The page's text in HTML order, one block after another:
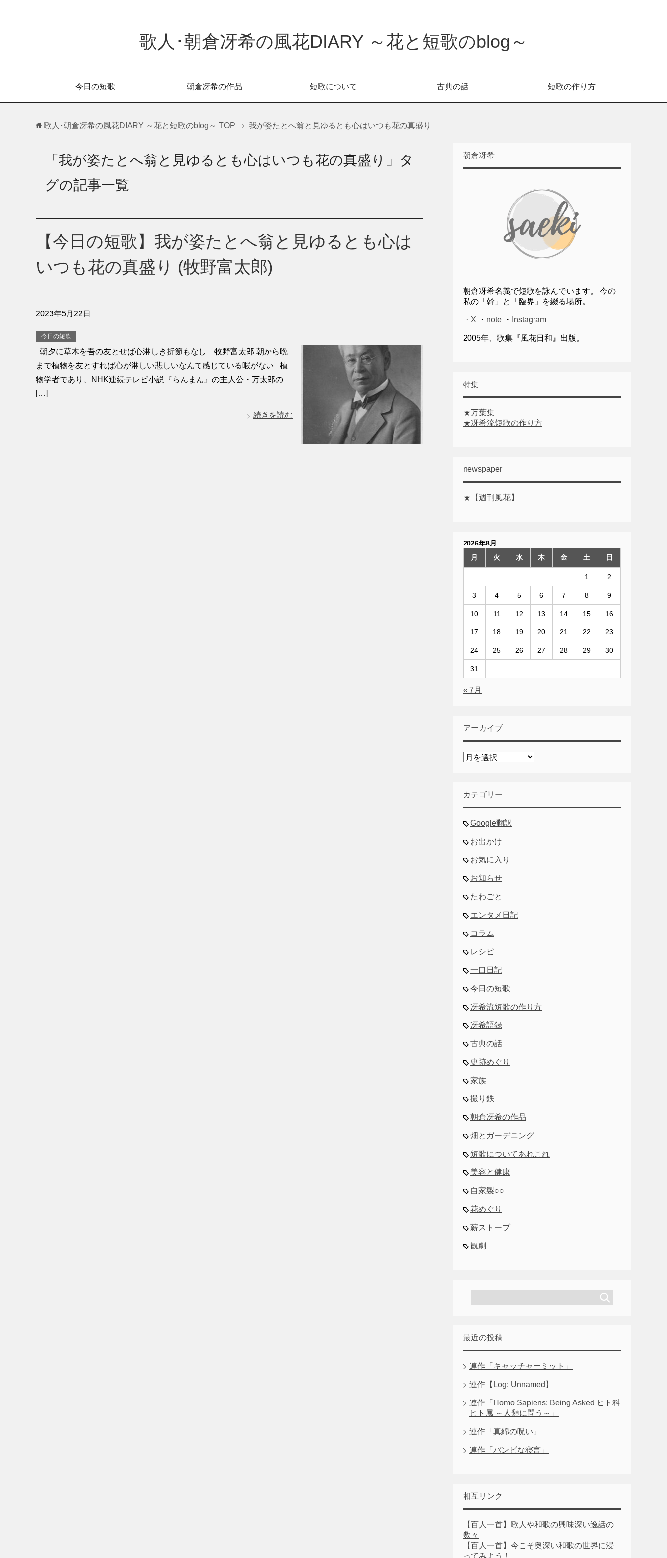
歌人･朝倉冴希の風花DIARY ～花と短歌のblog～
今日の短歌 朝倉冴希の作品 短歌について 古典の話 短歌の作り方
歌人･朝倉冴希の風花DIARY ～花と短歌のblog～ TOP 我が姿たとへ翁と見ゆるとも心はいつも花の真盛り
「我が姿たとへ翁と見ゆるとも心はいつも花の真盛り」タ
グの記事一覧
【今日の短歌】我が姿たとへ翁と見ゆるとも心は
いつも花の真盛り (牧野富太郎)
2023年5月22日
今日の短歌
朝夕に草木を吾の友とせば心淋しき折節もなし 牧野富太郎 朝から晩
まで植物を友とすれば心が淋しい悲しいなんて感じている暇がない 植
物学者であり、NHK連続テレビ小説『らんまん』の主人公・万太郎の
[…]
続きを読む
朝倉冴希
朝倉冴希名義で短歌を詠んでいます。 今の
私の「幹」と「臨界」を綴る場所。
・ X ・ note ・ Instagram
2005年、歌集『風花日和』出版。
特集
★万葉集
★冴希流短歌の作り方
newspaper
★【週刊風花】
2026年8月
月
火 水 木 金 土 日
1 2
3 4 5 6 7 8 9
10 11 12 13 14 15 16
17 18 19 20 21 22 23
24 25 26 27 28 29 30
31
« 7月
アーカイブ
ア
ブ
カテゴリー
Google翻訳
お出かけ
お気に入り
お知らせ
たわごと
エンタメ日記
コラム
レシピ
一口日記
今日の短歌
冴希流短歌の作り方
冴希語録
古典の話
史跡めぐり
家族
撮り鉄
朝倉冴希の作品
畑とガーデニング
短歌についてあれこれ
美容と健康
自家製○○
花めぐり
薪ストーブ
観劇
最近の投稿
連作「キャッチャーミット」
連作【Log: Unnamed】
連作「Homo Sapiens: Being Asked ヒト科
ヒト属 ～人類に問う～」
連作「真綿の呪い」
連作「バンビな寝言」
相互リンク
【百人一首】歌人や和歌の興味深い逸話の
数々
【百人一首】今こそ奥深い和歌の世界に浸
ってみよう！